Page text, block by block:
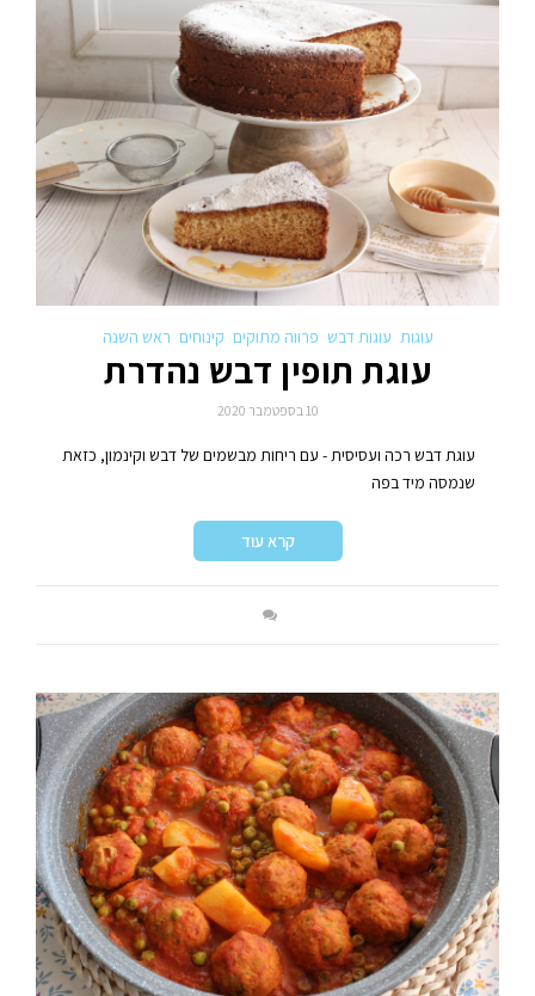
עוגות עוגות דבש פרווה מתוקים קינוחים ראש השנה
עוגת תופין דבש נהדרת
10 בספטמבר 2020
עוגת דבש רכה ועסיסית - עם ריחות מבשמים של דבש וקינמון, כזאת
שנמסה מיד בפה
קרא עוד